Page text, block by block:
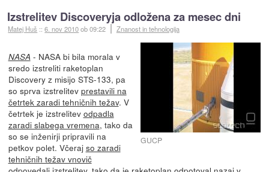
Izstrelitev Discoveryja odložena za mesec dni
Matej Huš ::6. nov 2010ob 09:22 Znanost in tehnologija
GUCP
NASA - NASA bi bila morala v
sredo izstreliti raketoplan
Discovery z misijo STS-133, pa
so sprva izstrelitev prestavili na
četrtek zaradi tehničnih težav. V
četrtek je izstrelitev odpadla
zaradi slabega vremena, tako da
so se inženirji pripravili na
petkov polet. Včeraj so zaradi
tehničnih težav vnovič